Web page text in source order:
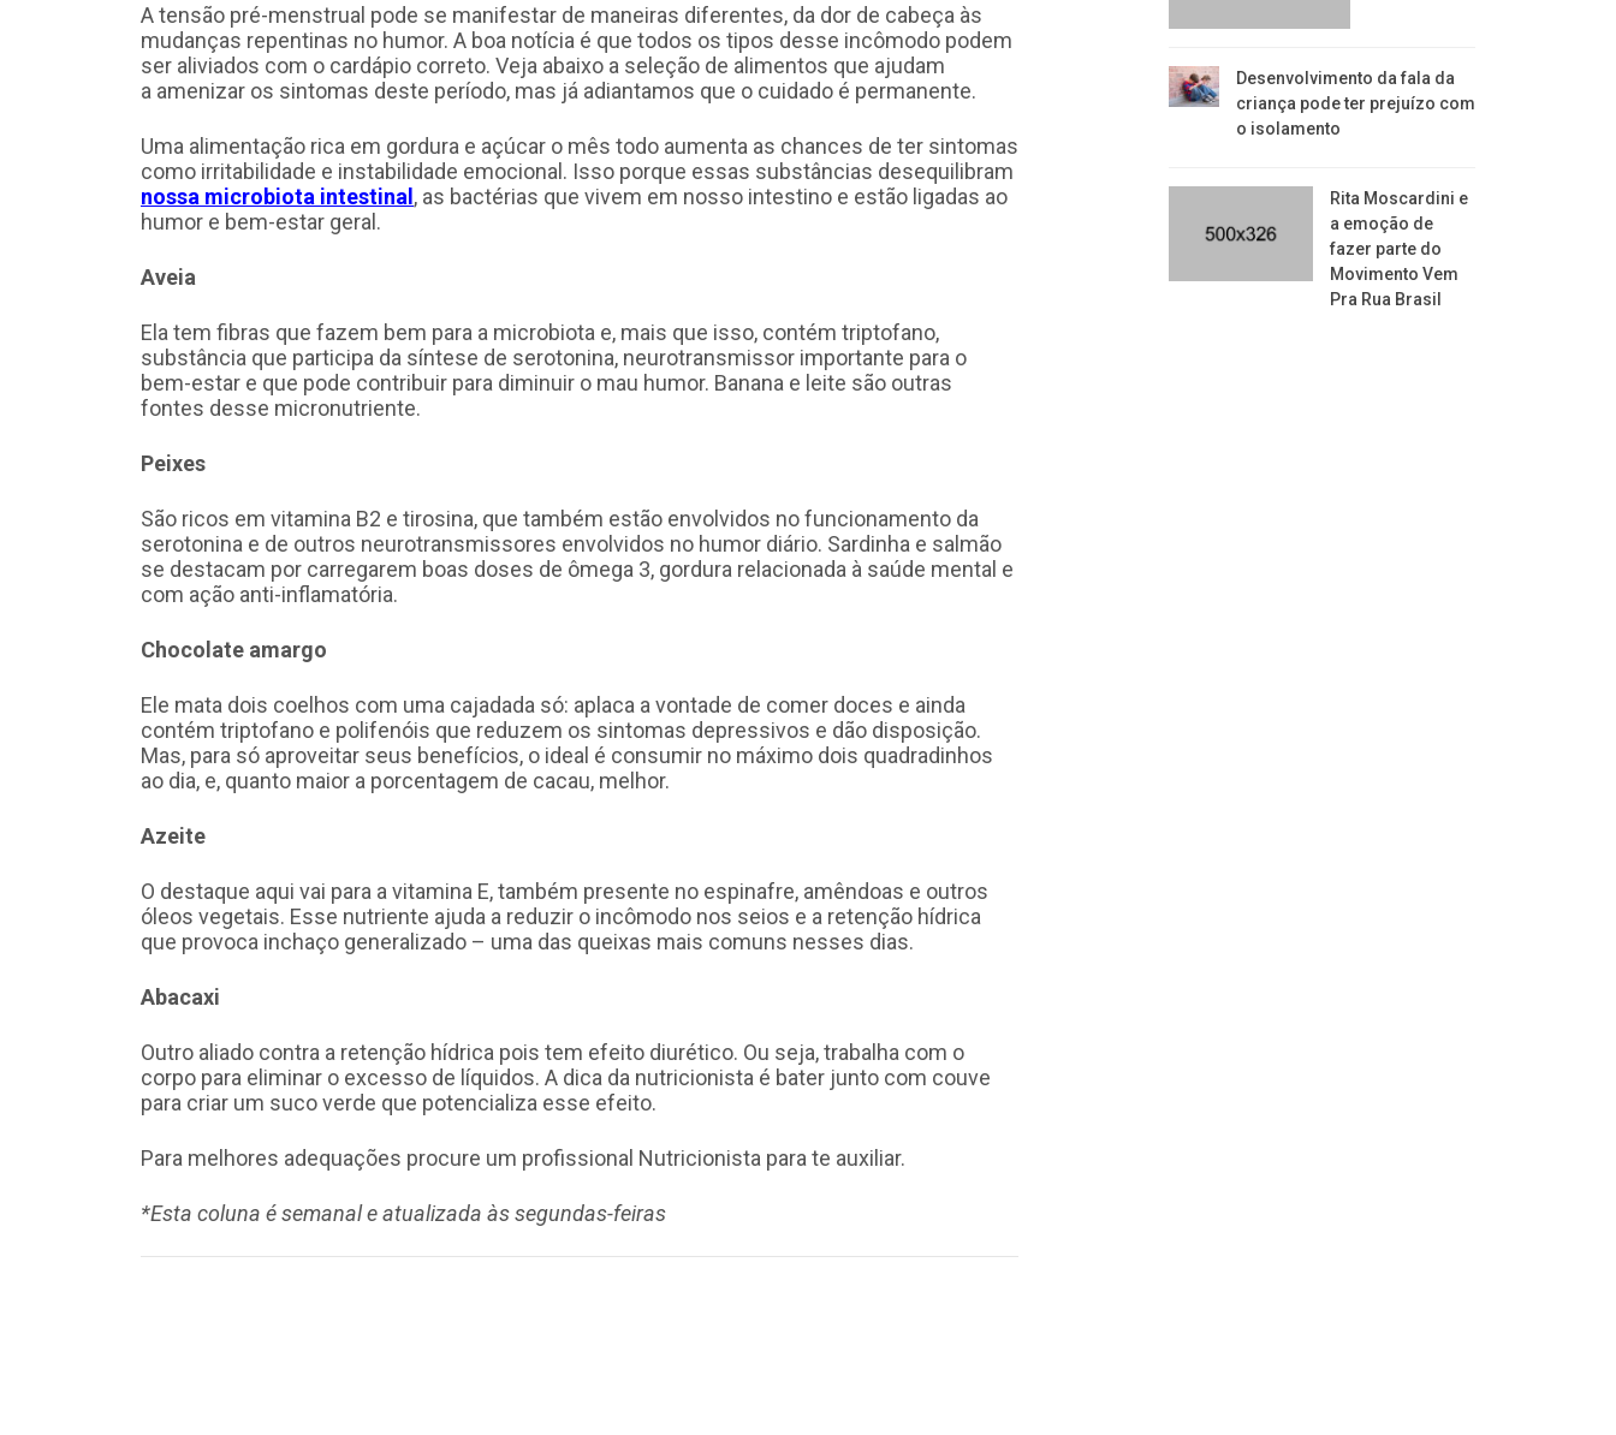
A tensão pré-menstrual pode se manifestar de maneiras diferentes, da dor de cabeça às
mudanças repentinas no humor. A boa notícia é que todos os tipos desse incômodo podem
ser aliviados com o cardápio correto. Veja abaixo a seleção de alimentos que ajudam
a amenizar os sintomas deste período, mas já adiantamos que o cuidado é permanente.
Uma alimentação rica em gordura e açúcar o mês todo aumenta as chances de ter sintomas
como irritabilidade e instabilidade emocional. Isso porque essas substâncias desequilibram
nossa microbiota intestinal, as bactérias que vivem em nosso intestino e estão ligadas ao
humor e bem-estar geral.
Aveia
Ela tem fibras que fazem bem para a microbiota e, mais que isso, contém triptofano,
substância que participa da síntese de serotonina, neurotransmissor importante para o
bem-estar e que pode contribuir para diminuir o mau humor. Banana e leite são outras
fontes desse micronutriente.
Peixes
São ricos em vitamina B2 e tirosina, que também estão envolvidos no funcionamento da
serotonina e de outros neurotransmissores envolvidos no humor diário. Sardinha e salmão
se destacam por carregarem boas doses de ômega 3, gordura relacionada à saúde mental e
com ação anti-inflamatória.
Chocolate amargo
Ele mata dois coelhos com uma cajadada só: aplaca a vontade de comer doces e ainda
contém triptofano e polifenóis que reduzem os sintomas depressivos e dão disposição.
Mas, para só aproveitar seus benefícios, o ideal é consumir no máximo dois quadradinhos
ao dia, e, quanto maior a porcentagem de cacau, melhor.
Azeite
O destaque aqui vai para a vitamina E, também presente no espinafre, amêndoas e outros
óleos vegetais. Esse nutriente ajuda a reduzir o incômodo nos seios e a retenção hídrica
que provoca inchaço generalizado – uma das queixas mais comuns nesses dias.
Abacaxi
Outro aliado contra a retenção hídrica pois tem efeito diurético. Ou seja, trabalha com o
corpo para eliminar o excesso de líquidos. A dica da nutricionista é bater junto com couve
para criar um suco verde que potencializa esse efeito.
Para melhores adequações procure um profissional Nutricionista para te auxiliar.
*Esta coluna é semanal e atualizada às segundas-feiras
Desenvolvimento da fala da
criança pode ter prejuízo com
o isolamento
Rita Moscardini e
a emoção de
fazer parte do
Movimento Vem
Pra Rua Brasil